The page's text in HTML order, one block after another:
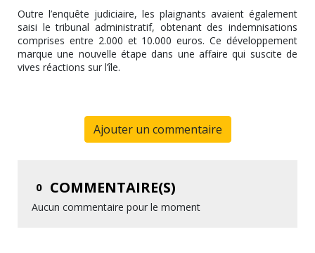
Outre l’enquête judiciaire, les plaignants avaient également
saisi le tribunal administratif, obtenant des indemnisations
comprises entre 2.000 et 10.000 euros. Ce développement
marque une nouvelle étape dans une affaire qui suscite de
vives réactions sur l’île.
Ajouter un commentaire
0 COMMENTAIRE(S)
Aucun commentaire pour le moment